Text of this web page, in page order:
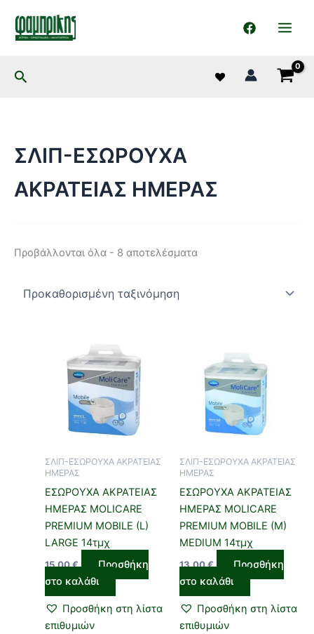
περιεχόμενο
περιεχόμενο
Αναζήτηση
ΣΛΙΠ-ΕΣΩΡΟΥΧΑ
ΑΚΡΑΤΕΙΑΣ ΗΜΕΡΑΣ
Προβάλλονται όλα - 8 αποτελέσματα
ΣΛΙΠ-ΕΣΩΡΟΥΧΑ ΑΚΡΑΤΕΙΑΣ
ΗΜΕΡΑΣ
ΕΣΩΡΟΥΧΑ ΑΚΡΑΤΕΙΑΣ
ΗΜΕΡΑΣ MOLICARE
PREMIUM MOBILE (L)
LARGE 14τμχ
15,00€
Προσθήκη
στο καλάθι
Προσθήκη στη λίστα
επιθυμιών
ΣΛΙΠ-ΕΣΩΡΟΥΧΑ ΑΚΡΑΤΕΙΑΣ
ΗΜΕΡΑΣ
ΕΣΩΡΟΥΧΑ ΑΚΡΑΤΕΙΑΣ
ΗΜΕΡΑΣ MOLICARE
PREMIUM MOBILE (M)
MEDIUM 14τμχ
13,00€
Προσθήκη
στο καλάθι
Προσθήκη στη λίστα
επιθυμιών